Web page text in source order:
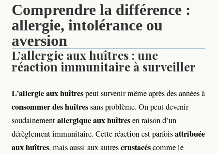
Comprendre la différence :
allergie, intolérance ou
aversion
L’allergie aux huîtres : une
réaction immunitaire à surveiller
L’allergie aux huîtrespeut survenir même après des années à
consommer des huîtressans problème. On peut devenir
soudainementallergique aux huîtresen raison d’un
dérèglement immunitaire. Cette réaction est parfoisattribuée
aux huîtres, mais aussi aux autrescrustacéscomme le